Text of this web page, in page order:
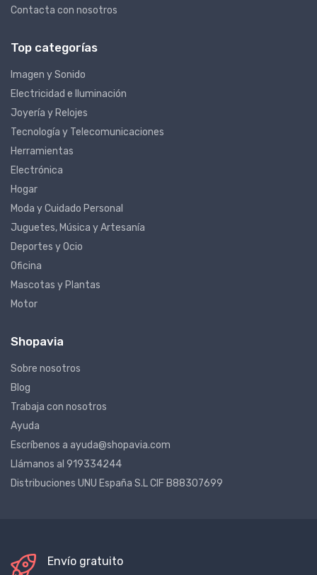
Contacta con nosotros
Top categorías
Imagen y Sonido
Electricidad e Iluminación
Joyería y Relojes
Tecnología y Telecomunicaciones
Herramientas
Electrónica
Hogar
Moda y Cuidado Personal
Juguetes, Música y Artesanía
Deportes y Ocio
Oficina
Mascotas y Plantas
Motor
Shopavia
Sobre nosotros
Blog
Trabaja con nosotros
Ayuda
Escríbenos a ayuda@shopavia.com
Llámanos al 919334244
Distribuciones UNU España S.L CIF B88307699
Envío gratuito